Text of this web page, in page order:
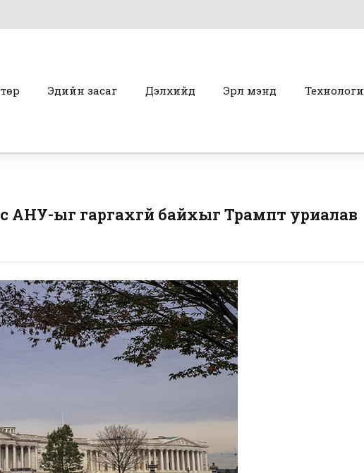
Эдийн засаг Дэлхийд Эрүүл мэнд Технологи
АНУ-ыг гаргахгүй байхыг Трампт уриалав